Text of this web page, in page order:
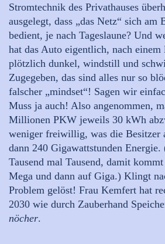
Stromtechnik des Privathauses
ausgelegt, dass „das Netz“ sich am
bedient, je nach Tageslaune? Und
hat das Auto eigentlich, nach einem
plötzlich dunkel, windstill und
Zugegeben, das sind alles nur so
falscher „mindset“! Sagen wir
Muss ja auch! Also angenommen,
Millionen PKW jeweils 30 kWh
weniger freiwillig, was die Besitzer
dann 240 Gigawattstunden
Tausend mal Tausend, damit
Mega und dann auf Giga.) Klingt
Problem gelöst! Frau Kemfert hat
2030 wie durch Zauberhand
nöcher.